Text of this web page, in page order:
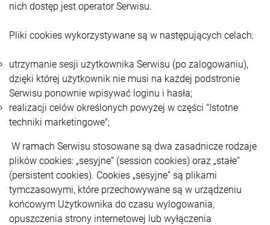
nich dostęp jest operator Serwisu.
Pliki cookies wykorzystywane są w następujących celach:
utrzymanie sesji użytkownika Serwisu (po zalogowaniu),
dzięki której użytkownik nie musi na każdej podstronie
Serwisu ponownie wpisywać loginu i hasła;
realizacji celów określonych powyżej w części "Istotne
techniki marketingowe";
W ramach Serwisu stosowane są dwa zasadnicze rodzaje
plików cookies: „sesyjne” (session cookies) oraz „stałe”
(persistent cookies). Cookies „sesyjne” są plikami
tymczasowymi, które przechowywane są w urządzeniu
końcowym Użytkownika do czasu wylogowania,
opuszczenia strony internetowej lub wyłączenia